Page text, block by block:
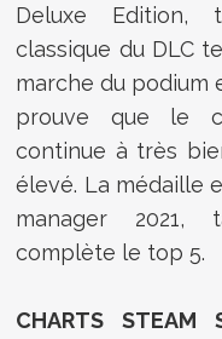
Deluxe Edition,
classique du DLC
marche du podium
prouve que le
continue à très
élevé. La médaille
manager 2021,
complète le top 5.
CHARTS